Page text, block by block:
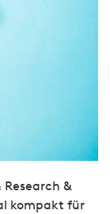
&
kompakt für